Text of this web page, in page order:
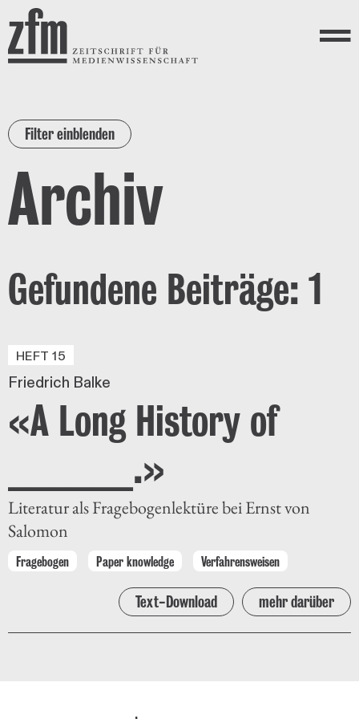
Direkt zum Inhalt
ZEITSCHRIFT FÜR
MEDIENWISSENSCHAFT
Menü
Filter einblenden
Archiv
Gefundene Beiträge: 1
HEFT 15
Friedrich Balke
«A Long History of
______.»
Literatur als Fragebogenlektüre bei Ernst von
Salomon
Fragebogen Paper knowledge Verfahrensweisen
Text-Download mehr darüber